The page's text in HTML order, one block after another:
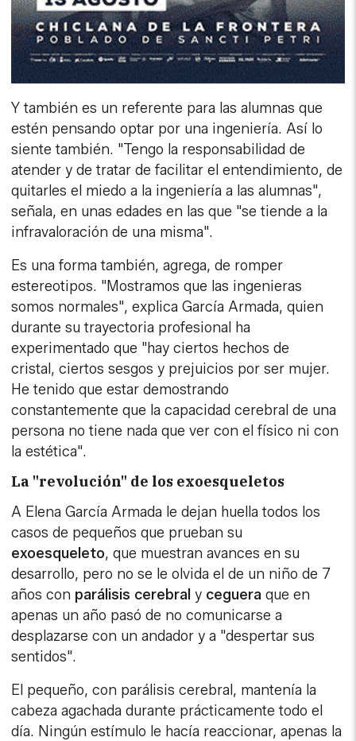
Y también es un referente para las alumnas que
estén pensando optar por una ingeniería. Así lo
siente también. "Tengo la responsabilidad de
atender y de tratar de facilitar el entendimiento, de
quitarles el miedo a la ingeniería a las alumnas",
señala, en unas edades en las que "se tiende a la
infravaloración de una misma".
Es una forma también, agrega, de romper
estereotipos. "Mostramos que las ingenieras
somos normales", explica García Armada, quien
durante su trayectoria profesional ha
experimentado que "hay ciertos hechos de
cristal, ciertos sesgos y prejuicios por ser mujer.
He tenido que estar demostrando
constantemente que la capacidad cerebral de una
persona no tiene nada que ver con el físico ni con
la estética".
La "revolución" de los exoesqueletos
A Elena García Armada le dejan huella todos los
casos de pequeños que prueban su
exoesqueleto, que muestran avances en su
desarrollo, pero no se le olvida el de un niño de 7
años con parálisis cerebral y ceguera que en
apenas un año pasó de no comunicarse a
desplazarse con un andador y a "despertar sus
sentidos".
El pequeño, con parálisis cerebral, mantenía la
cabeza agachada durante prácticamente todo el
día. Ningún estímulo le hacía reaccionar, apenas la